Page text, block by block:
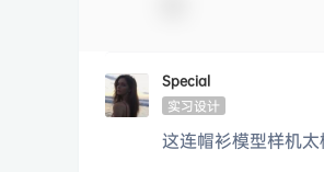
Special
实习设计
这连帽衫模型样机太